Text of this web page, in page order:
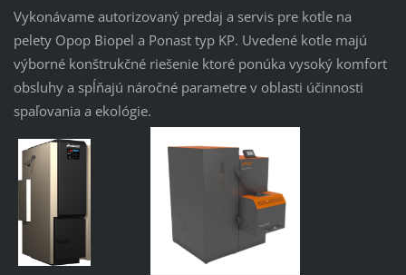
Vykonávame autorizovaný predaj a servis pre kotle na
pelety Opop Biopel a Ponast typ KP. Uvedené kotle majú
výborné konštrukčné riešenie ktoré ponúka vysoký komfort
obsluhy a spĺňajú náročné parametre v oblasti účinnosti
spaľovania a ekológie.